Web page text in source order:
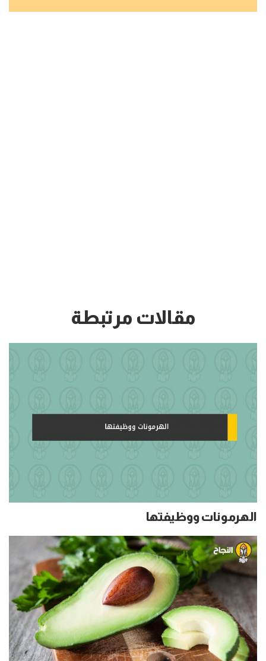
مقالات مرتبطة
الهرمونات ووظيفتها